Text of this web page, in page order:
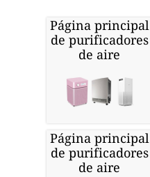
Página principal
de purificadores
de aire
Página principal
de purificadores
de aire